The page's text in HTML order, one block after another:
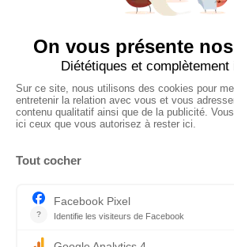
CONTACTEZ-NOUS
Florence Servan-Schreiber